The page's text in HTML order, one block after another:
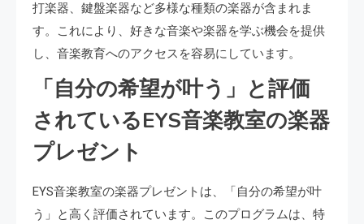
打楽器、鍵盤楽器など多様な種類の楽器が含まれま
す。これにより、好きな音楽や楽器を学ぶ機会を提供
し、音楽教育へのアクセスを容易にしています。
「自分の希望が叶う」と評価
されているEYS音楽教室の楽器
プレゼント
EYS音楽教室の楽器プレゼントは、「自分の希望が叶
う」と高く評価されています。このプログラムは、特